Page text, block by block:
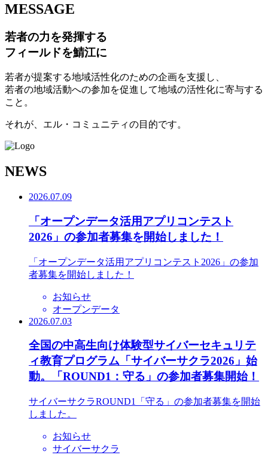
MESSAGE
若者の力を発揮する
フィールドを鯖江に
若者が提案する地域活性化のための企画を支援し、
若者の地域活動への参加を促進して地域の活性化に寄与する
こと。
それが、エル・コミュニティの目的です。
NEWS
2026.07.09
「オープンデータ活用アプリコンテスト
2026」の参加者募集を開始しました！
「オープンデータ活用アプリコンテスト2026」の参加
者募集を開始しました！
お知らせ
オープンデータ
2026.07.03
全国の中高生向け体験型サイバーセキュリテ
ィ教育プログラム「サイバーサクラ2026」始
動。「ROUND1：守る」の参加者募集開始！
サイバーサクラROUND1「守る」の参加者募集を開始
しました。
お知らせ
サイバーサクラ